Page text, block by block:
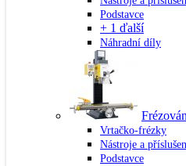
Podstavce
+ 1 ďalší
Náhradní díly
Vrtačko-frézky
Nástroje a
Podstavce